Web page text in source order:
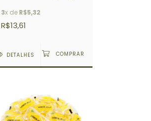
3x de R$5,32
R$13,61
DETALHES